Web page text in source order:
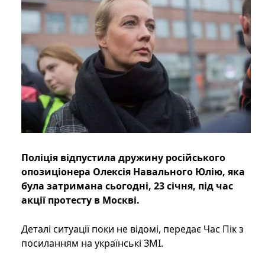
Поліція відпустила дружину російського
опозиціонера Олексія Навального Юлію, яка
була затримана сьогодні, 23 січня, під час
акції протесту в Москві.
Деталі ситуації поки не відомі, передає Час Пік з
посиланням на українські ЗМІ.